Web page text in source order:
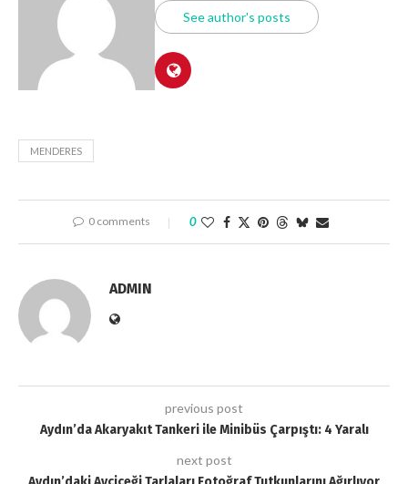
See author's posts
MENDERES
0 comments 0
ADMIN
previous post
Aydın’da Akaryakıt Tankeri ile Minibüs Çarpıştı: 4 Yaralı
next post